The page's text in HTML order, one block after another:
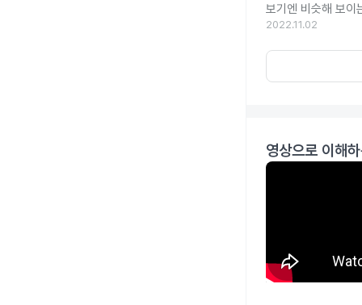
보기엔 비슷해 보이
2022.11.02
영상으로 이해